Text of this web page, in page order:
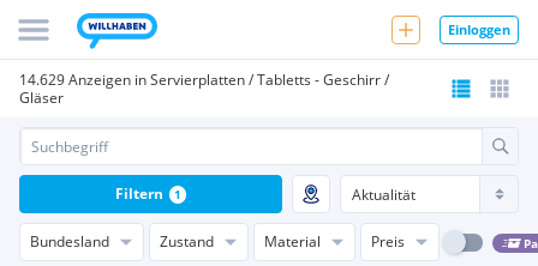
Einloggen
14.629 Anzeigen in Servierplatten / Tabletts - Geschirr /
Gläser
Bundesland Zustand Material Preis
Filtern 1